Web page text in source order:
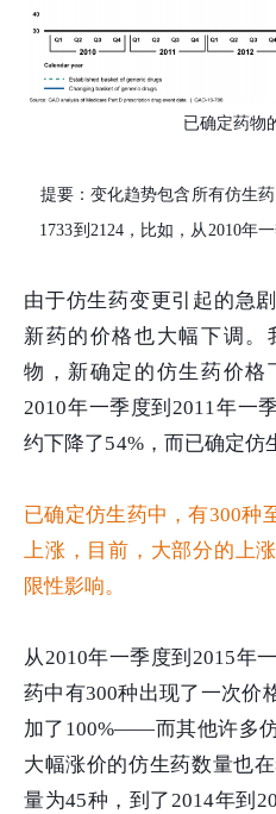
已确定药物
提要：变化趋势包含所有仿生
1733到2124，比如，从2010年
由于仿生药变更引起的急
新药的价格也大幅下调
物，新确定的仿生药价格
2010年一季度到2011年一
约下降了54%，而已确定仿
已确定仿生药中，有300种
上涨，目前，大部分的上
限性影响。
从2010年一季度到2015年
药中有300种出现了一次
加了100%——而其他许多
大幅涨价的仿生药数量也
量为45种，到了2014年到